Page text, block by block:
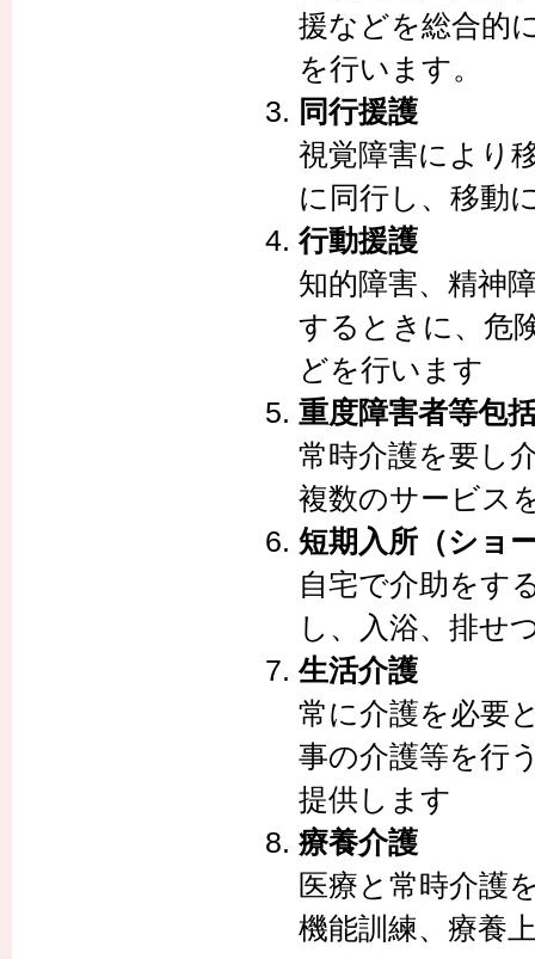
援などを総合的
を行います。
同行援護
視覚障害により
に同行し、移動
行動援護
知的障害、精神
するときに、危
どを行います
重度障害者等包
常時介護を要し
複数のサービス
短期入所（ショ
自宅で介助をす
し、入浴、排せ
生活介護
常に介護を必要
事の介護等を行
提供します
療養介護
医療と常時介護
機能訓練、療養